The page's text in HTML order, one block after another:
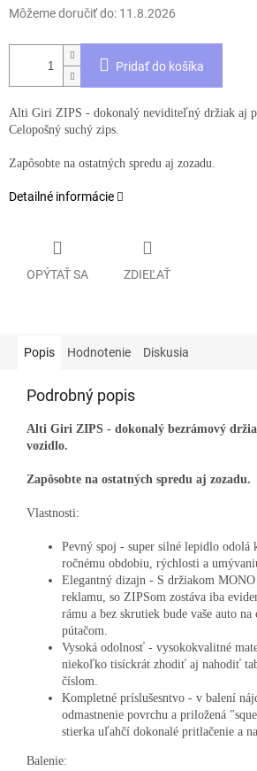
Môžeme doručiť do: 11.8.2026
Pridať do košíka
Alti Giri ZIPS - dokonalý neviditeľný držiak aj
Celopošný suchý zips.
Zapôsobte na ostatných spredu aj zozadu.
Detailné informácie
OPÝTAŤ SA ZDIEĽAŤ
Popis Hodnotenie Diskusia
Podrobný popis
Alti Giri ZIPS - dokonalý bezrámový
vozidlo.
Zapôsobte na ostatných spredu aj zozadu.
Vlastnosti:
Pevný spoj - super silné lepidlo odolá
ročnému obdobiu, rýchlosti a
Elegantný dizajn - S držiakom MONO
reklamu, so ZIPSom zostáva iba
rámu a bez skrutiek bude vaše auto na
pútačom.
Vysoká odolnosť - vysokokvalitné
niekoľko tisíckrát zhodiť aj nahodiť
číslom.
Kompletné príslušesntvo - v balení
odmastnenie povrchu a priložená
stierka uľahčí dokonalé pritlačenie a
Balenie: